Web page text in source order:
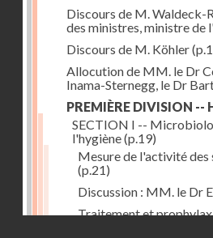
Discours de M. Waldeck-
des ministres, ministre de
Discours de M. Köhler
Allocution de MM. le Dr
Inama-Sternegg, le Dr
PREMIÈRE DIVISION --
SECTION I --
l'hygiène(p.19)
Mesure de l'activité des
(p.21)
Discussion : MM. le Dr
Traitement et